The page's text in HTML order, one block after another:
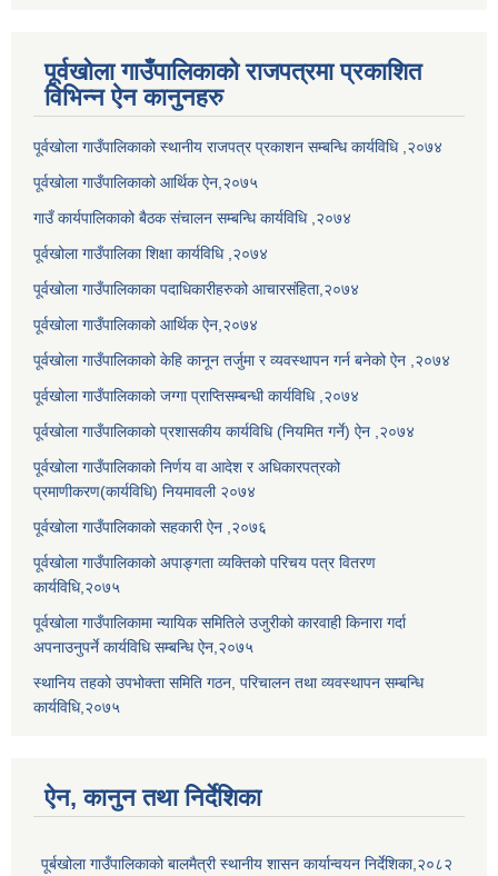
पूर्वखोला गाउँपालिकाको राजपत्रमा प्रकाशित
विभिन्न ऐन कानुनहरु
पूर्वखोला गाउँपालिकाको स्थानीय राजपत्र प्रकाशन सम्बन्धि कार्यविधि ,२०७४
पूर्वखोला गाउँपालिकाको आर्थिक ऐन,२०७५
गाउँ कार्यपालिकाको बैठक संचालन सम्बन्धि कार्यविधि ,२०७४
पूर्वखोला गाउँपालिका शिक्षा कार्यविधि ,२०७४
पूर्वखोला गाउँपालिकाका पदाधिकारीहरुको आचारसंहिता,२०७४
पूर्वखोला गाउँपालिकाको आर्थिक ऐन,२०७४
पूर्वखोला गाउँपालिकाको केहि कानून तर्जुमा र व्यवस्थापन गर्न बनेको ऐन ,२०७४
पूर्वखोला गाउँपालिकाको जग्गा प्राप्तिसम्बन्धी कार्यविधि ,२०७४
पूर्वखोला गाउँपालिकाको प्रशासकीय कार्यविधि (नियमित गर्ने) ऐन ,२०७४
पूर्वखोला गाउँपालिकाको निर्णय वा आदेश र अधिकारपत्रको
प्रमाणीकरण(कार्यविधि) नियमावली २०७४
पूर्वखोला गाउँपालिकाको सहकारी ऐन ,२०७६
पूर्वखोला गाउँपालिकाको अपाङ्गता व्यक्तिको परिचय पत्र वितरण
कार्यविधि,२०७५
पूर्वखोला गाउँपालिकामा न्यायिक समितिले उजुरीको कारवाही किनारा गर्दा
अपनाउनुपर्ने कार्यविधि सम्बन्धि ऐन,२०७५
स्थानिय तहको उपभोक्ता समिति गठन, परिचालन तथा व्यवस्थापन सम्बन्धि
कार्यविधि,२०७५
ऐन, कानुन तथा निर्देशिका
पूर्बखोला गाउँपालिकाको बालमैत्री स्थानीय शासन कार्यान्वयन निर्देशिका,२०८२